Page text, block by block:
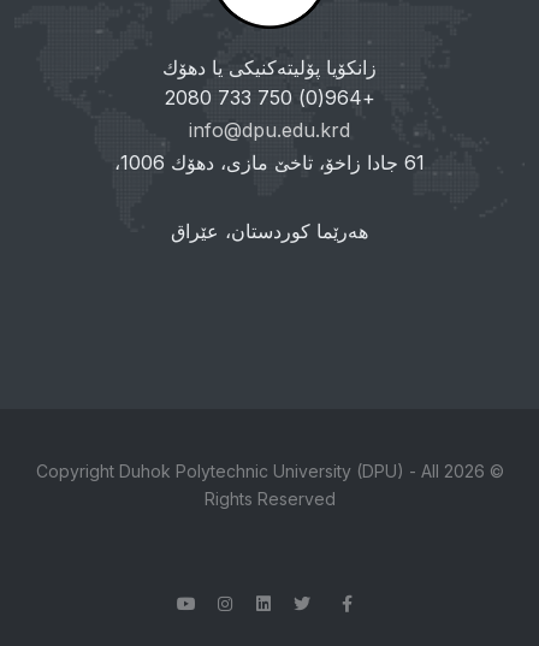
زانکۆیا پۆلیتەکنیکی یا دهۆك
+964(0) 750 733 2080
info@dpu.edu.krd
61 جادا زاخۆ، تاخێ مازی، دهۆك 1006،
هەرێما کوردستان، عێراق
© 2026 Copyright Duhok Polytechnic University (DPU) - All
Rights Reserved